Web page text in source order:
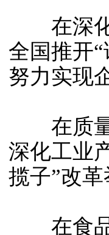
在深化
全国推开
努力实现
在质量
深化工业
揽子”改
在食品